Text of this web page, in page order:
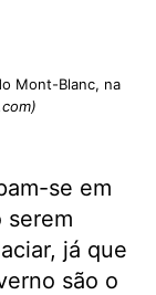
Mont-Blanc, na
se em
serem
já que
são o